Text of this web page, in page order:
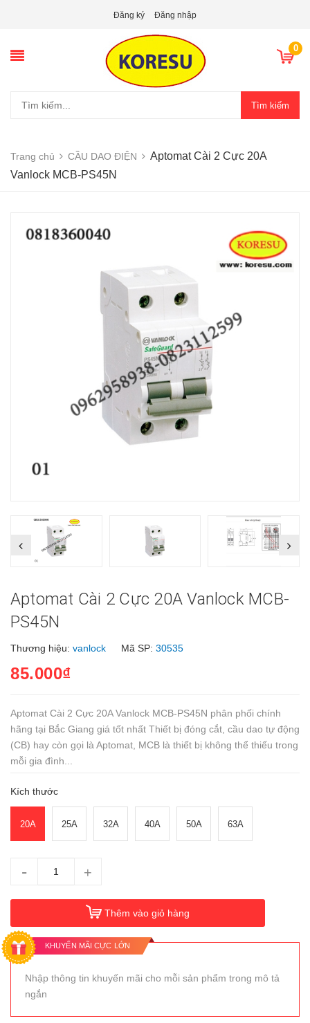
Đăng ký Đăng nhập
0
Tìm kiếm
Trang chủ CẦU DAO ĐIỆN
Aptomat Cài 2 Cực 20A
Vanlock MCB-PS45N
Aptomat Cài 2 Cực 20A Vanlock MCB-
PS45N
Thương hiệu: vanlock Mã SP: 30535
85.000₫
Aptomat Cài 2 Cực 20A Vanlock MCB-PS45N phân phối chính
hãng tại Bắc Giang giá tốt nhất Thiết bị đóng cắt, cầu dao tự động
(CB) hay còn gọi là Aptomat, MCB là thiết bị không thể thiếu trong
mỗi gia đình...
Kích thước
20A 25A 32A 40A 50A 63A
- +
Thêm vào giỏ hàng
KHUYẾN MÃI CỰC LỚN
Nhập thông tin khuyến mãi cho mỗi sản phẩm trong mô tả
ngắn